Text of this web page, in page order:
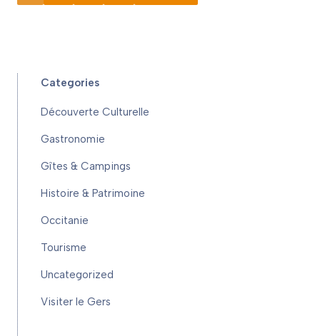
Categories
Découverte Culturelle
Gastronomie
Gîtes & Campings
Histoire & Patrimoine
Occitanie
Tourisme
Uncategorized
Visiter le Gers